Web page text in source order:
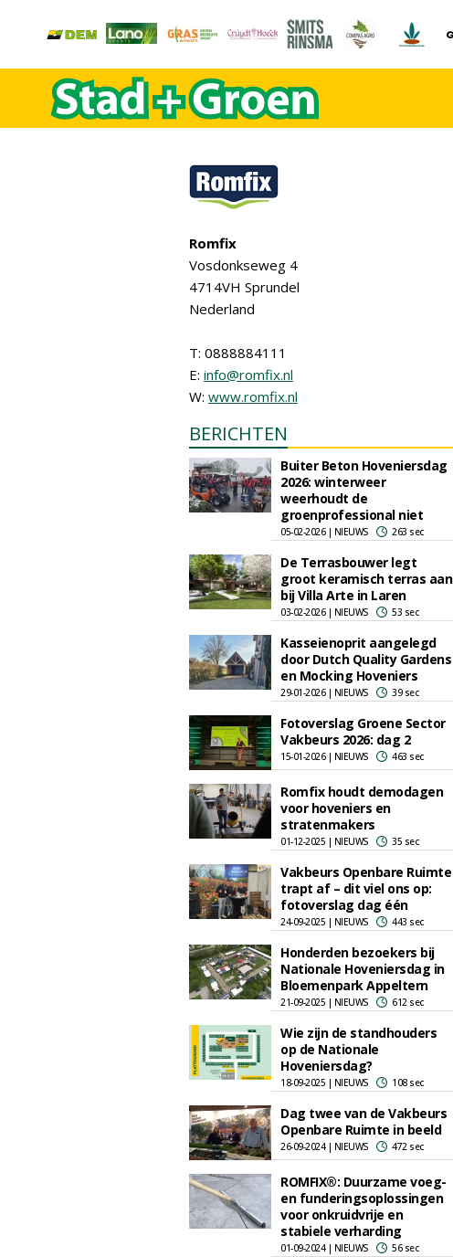
Romfix
Vosdonkseweg 4
4714VH Sprundel
Nederland
T: 0888884111
E: info@romfix.nl
W: www.romfix.nl
BERICHTEN
Buiter Beton Hoveniersdag
2026: winterweer
weerhoudt de
groenprofessional niet
05-02-2026 | NIEUWS 263 sec
De Terrasbouwer legt
groot keramisch terras aan
bij Villa Arte in Laren
03-02-2026 | NIEUWS 53 sec
Kasseienoprit aangelegd
door Dutch Quality Gardens
en Mocking Hoveniers
29-01-2026 | NIEUWS 39 sec
Fotoverslag Groene Sector
Vakbeurs 2026: dag 2
15-01-2026 | NIEUWS 463 sec
Romfix houdt demodagen
voor hoveniers en
stratenmakers
01-12-2025 | NIEUWS 35 sec
Vakbeurs Openbare Ruimte
trapt af – dit viel ons op:
fotoverslag dag één
24-09-2025 | NIEUWS 443 sec
Honderden bezoekers bij
Nationale Hoveniersdag in
Bloemenpark Appeltern
21-09-2025 | NIEUWS 612 sec
Wie zijn de standhouders
op de Nationale
Hoveniersdag?
18-09-2025 | NIEUWS 108 sec
Dag twee van de Vakbeurs
Openbare Ruimte in beeld
26-09-2024 | NIEUWS 472 sec
ROMFIX®: Duurzame voeg-
en funderingsoplossingen
voor onkruidvrije en
stabiele verharding
01-09-2024 | NIEUWS 56 sec